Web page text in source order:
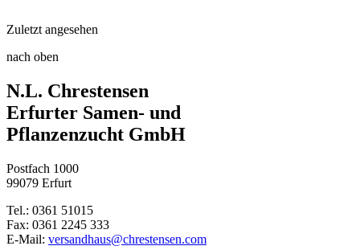
Pflanzholz
Damen- und Floristenschere
Neudorffs® UrgesteinsMehl
Enzianlauch
Zierlauch Gladiator
Zinnie Dahlienblütige Mischung ...
Riesen-Zierlauch
Zuletzt angesehen
Kugel-Zierlauch
nach oben
N.L. Chrestensen
Erfurter Samen- und
Pflanzenzucht GmbH
Postfach 1000
99079 Erfurt
Tel.: 0361 51015
Fax: 0361 2245 333
E-Mail: versandhaus@chrestensen.com